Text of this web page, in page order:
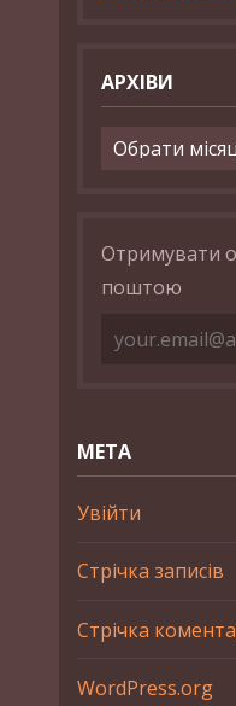
АРХІВИ
Архіви
Отримувати
поштою
МЕТА
Увійти
Стрічка записів
Стрічка
WordPress.org